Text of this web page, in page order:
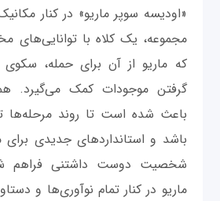
«اودیسه سوپر ماریو» در کنار
مجموعه، یک کلاه با توانایی‌های
که ماریو از آن برای حمله،
گرفتن موجودات کمک می‌گیرد.
باعث شده است تا روند مرحله‌ها
باشد و استانداردهای جدیدی
شخصیت دوست‌‌ داشتنی فراهم
ماریو در کنار تمام نوآوری‌ها و